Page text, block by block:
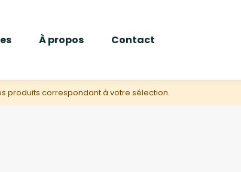
À propos Contact
produits correspondant à votre sélection.